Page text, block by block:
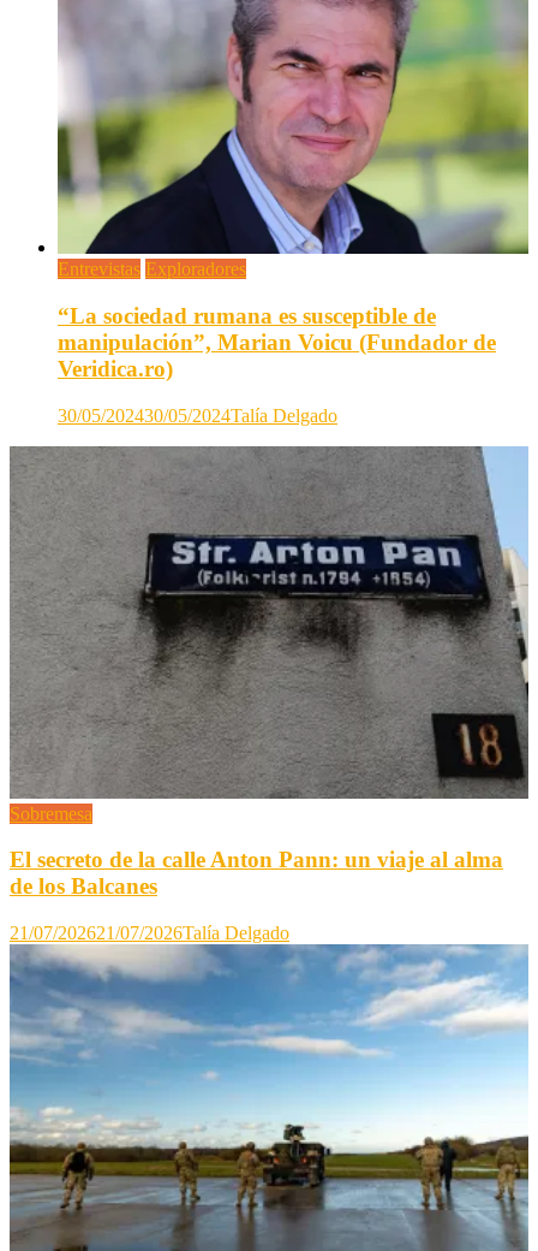
Entrevistas Exploradores
“La sociedad rumana es susceptible de
manipulación”, Marian Voicu (Fundador de
Veridica.ro)
30/05/202430/05/2024Talía Delgado
Sobremesa
El secreto de la calle Anton Pann: un viaje al alma
de los Balcanes
21/07/202621/07/2026Talía Delgado